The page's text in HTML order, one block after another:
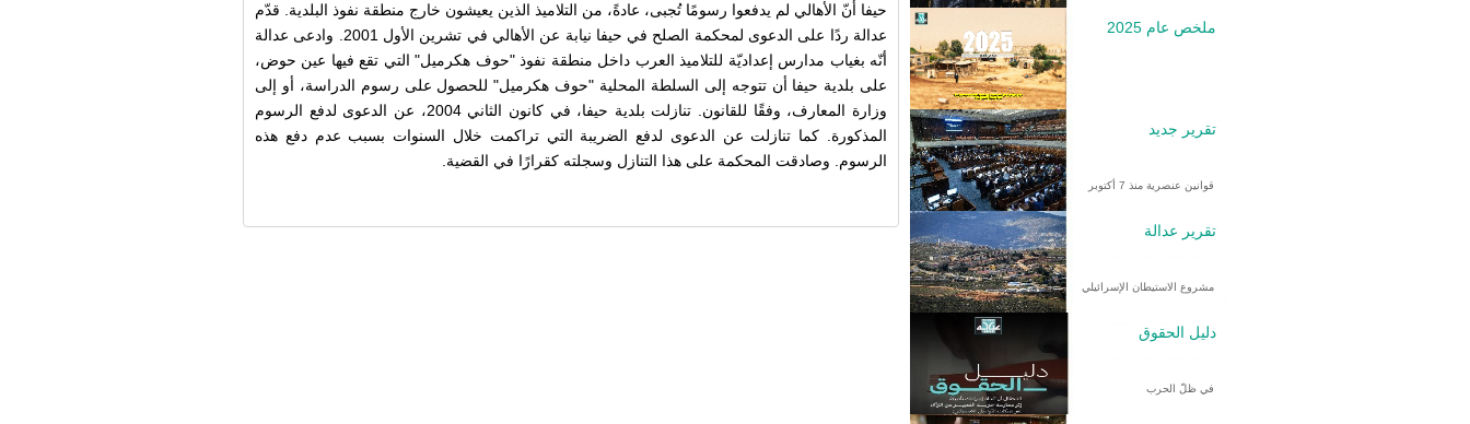
ملخص عام 2025
تقرير جديد
قوانين عنصرية منذ 7 أكتوبر
تقرير عدالة
مشروع الاستيطان الإسرائيلي
دليل الحقوق
في ظلّ الحرب
حيفا أنّ الأهالي لم يدفعوا رسومًا تُجبى، عادةً، من التلاميذ الذين يعيشون خارج منطقة نفوذ البلدية
قدّم
عدالة ردًا على الدعوى لمحكمة الصلح في حيفا نيابة عن الأهالي في تشرين الأول 2001 . وادعى عدالة
أنّه بغياب مدارس إعداديّة للتلاميذ العرب داخل منطقة نفوذ "حوف هكرميل" التي تقع فيها عين حوض،
على بلدية حيفا أن تتوجه إلى السلطة المحلية "حوف هكرميل" للحصول على رسوم الدراسة، أو إلى
وزارة المعارف، وفقًا للقانون
. تنازلت بلدية حيفا، في كانون الثاني 2004، عن الدعوى لدفع الرسوم
المذكورة. كما تنازلت عن الدعوى لدفع الضريبة التي تراكمت خلال السنوات بسبب عدم دفع هذه
الرسوم. وصادقت المحكمة على هذا التنازل وسجلته كقرارًا في القضية.